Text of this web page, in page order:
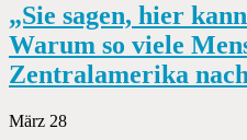
„Sie sagen, hier
Warum so viele
Zentralamerika
März 28